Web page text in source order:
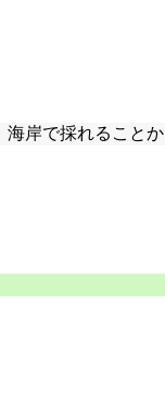
岸で採れることか